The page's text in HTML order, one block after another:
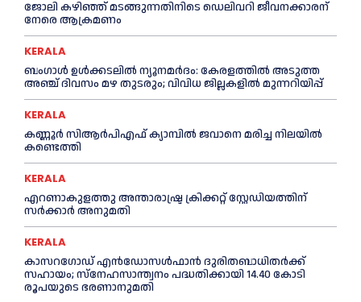
ജോലി കഴിഞ്ഞ് മടങ്ങുന്നതിനിടെ ഡെലിവറി ജീവനക്കാരന്
നേരെ ആക്രമണം
KERALA
ബംഗാൾ ഉൾക്കടലിൽ ന്യൂനമർദം: കേരളത്തിൽ അടുത്ത
അഞ്ച് ദിവസം മഴ തുടരും; വിവിധ ജില്ലകളിൽ മുന്നറിയിപ്പ്
KERALA
കണ്ണൂര്‍ സിആര്‍പിഎഫ് ക്യാമ്പില്‍ ജവാനെ മരിച്ച നിലയില്‍
കണ്ടെത്തി
KERALA
എറണാകുളത്തു അന്താരാഷ്ട്ര ക്രിക്കറ്റ് സ്റ്റേഡിയത്തിന്
സര്‍ക്കാര്‍ അനുമതി
KERALA
കാസറഗോഡ് എന്‍ഡോസള്‍ഫാന്‍ ദുരിതബാധിതര്‍ക്ക്
സഹായം; സ്‌നേഹസാന്ത്വനം പദ്ധതിക്കായി 14.40 കോടി
രൂപയുടെ ഭരണാനുമതി